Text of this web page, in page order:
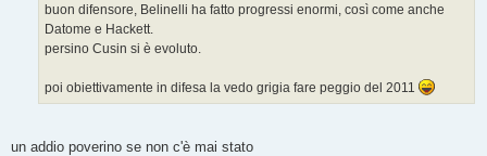
buon difensore, Belinelli ha fatto progressi enormi, così come anche
Datome e Hackett.
persino Cusin si è evoluto.
poi obiettivamente in difesa la vedo grigia fare peggio del 2011
un addio poverino se non c'è mai stato